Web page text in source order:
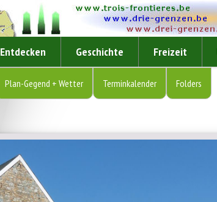
Entdecken Geschichte Freizeit
Plan-Gegend + Wetter Terminkalender Folders